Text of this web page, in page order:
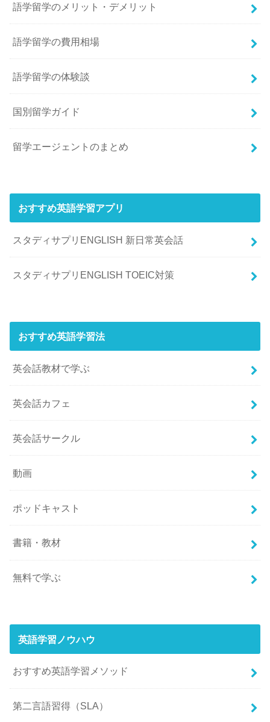
語学留学のメリット・デメリット
語学留学の費用相場
語学留学の体験談
国別留学ガイド
留学エージェントのまとめ
おすすめ英語学習アプリ
スタディサプリENGLISH 新日常英会話
スタディサプリENGLISH TOEIC対策
おすすめ英語学習法
英会話教材で学ぶ
英会話カフェ
英会話サークル
動画
ポッドキャスト
書籍・教材
無料で学ぶ
英語学習ノウハウ
おすすめ英語学習メソッド
第二言語習得（SLA）